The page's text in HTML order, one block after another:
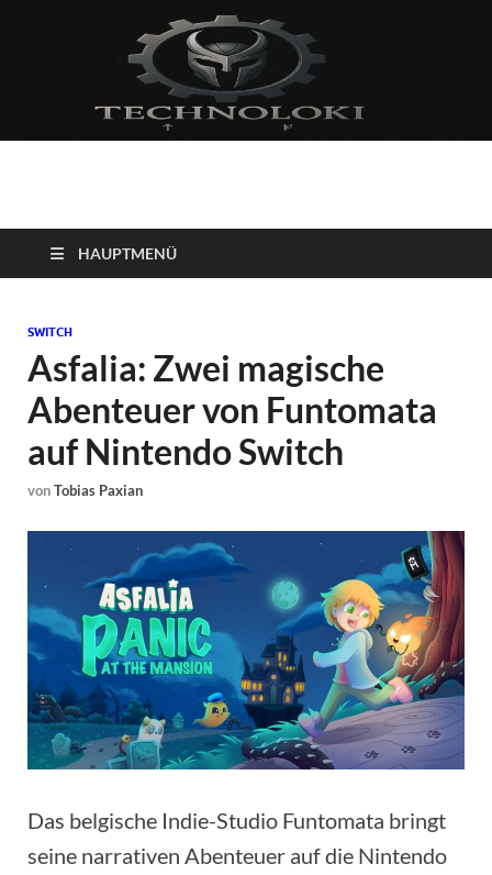
Technoloki: Gaming
und Entertainment
News
Blockbuster, Indie-Perlen und Retro-Klassiker.
HAUPTMENÜ
SWITCH
Asfalia: Zwei magische
Abenteuer von Funtomata
auf Nintendo Switch
vonTobias Paxian
Das belgische Indie-Studio Funtomata bringt
seine narrativen Abenteuer auf die Nintendo